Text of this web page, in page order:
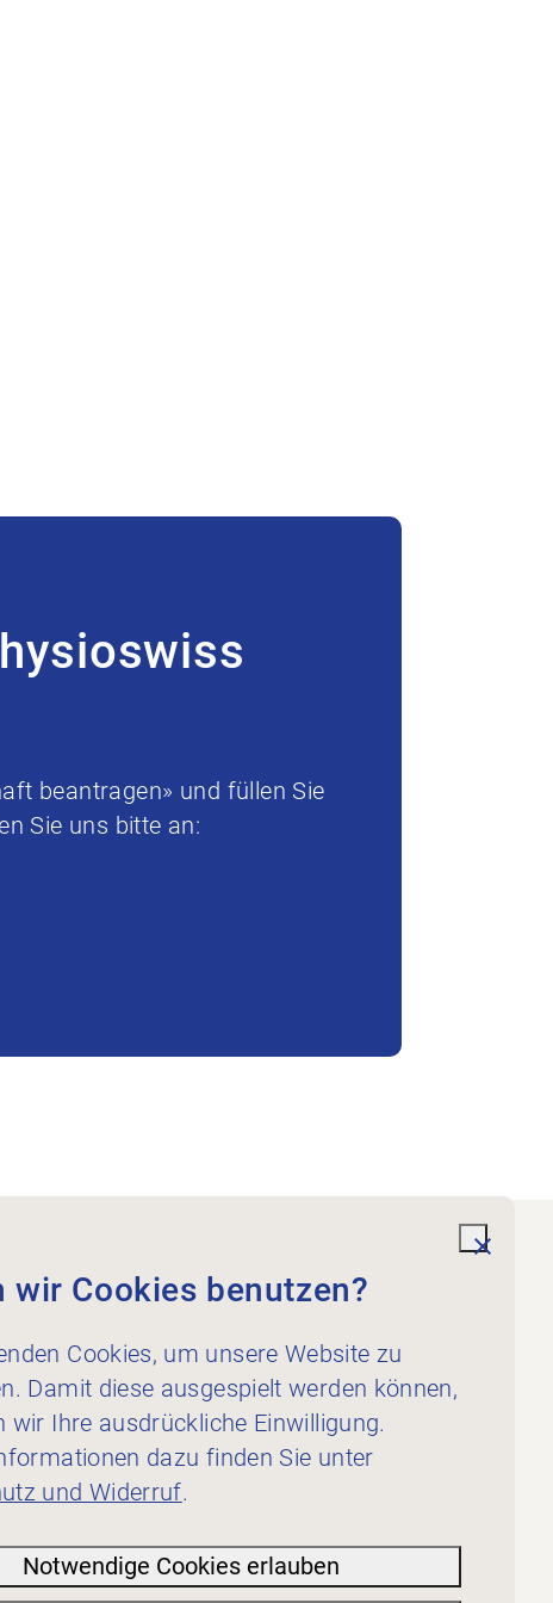
beantragen» und füllen Sie
Sie uns bitte an:
Dienstleistungen
Für Inserent:innen
wir Cookies benutzen?
Cookies, um unsere Website zu
Damit diese ausgespielt werden können,
wir Ihre ausdrückliche Einwilligung.
dazu finden Sie unter
und Widerruf.
Notwendige Cookies erlauben